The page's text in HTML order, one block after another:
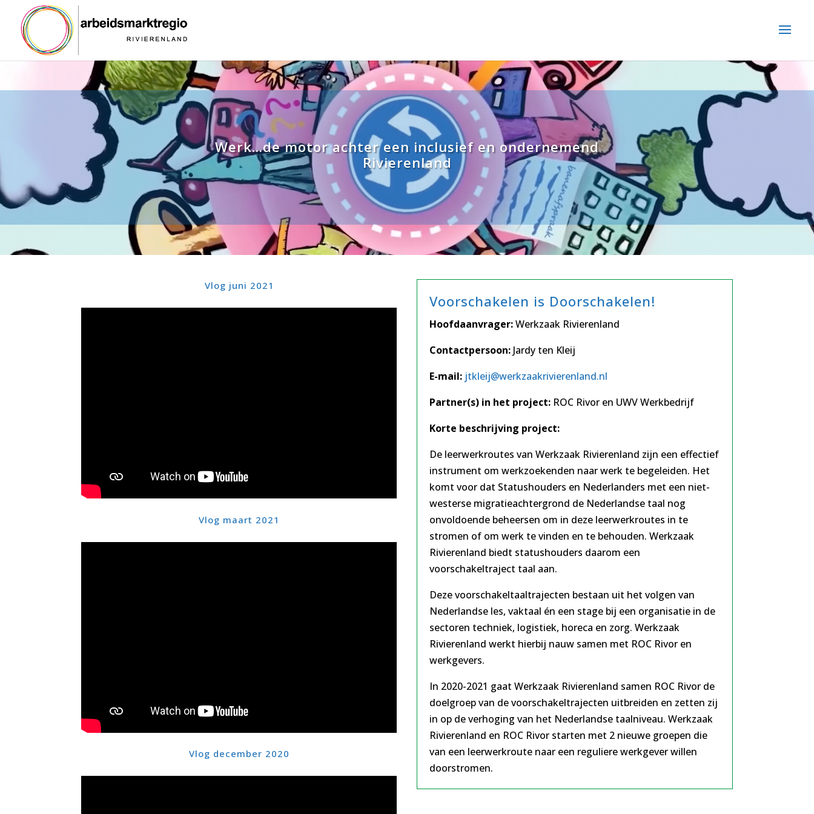
Werk...de motor achter een inclusief en ondernemend
Rivierenland
Vlog juni 2021
Vlog maart 2021
Vlog december 2020
Voorschakelen is Doorschakelen!
Hoofdaanvrager:Werkzaak Rivierenland
Contactpersoon: Jardy ten Kleij
E-mail: jtkleij@werkzaakrivierenland.nl
Partner(s) in het project: ROC Rivor en UWV Werkbedrijf
Korte beschrijving project:
De leerwerkroutes van Werkzaak Rivierenland zijn een effectief
instrument om werkzoekenden naar werk te begeleiden. Het
komt voor dat Statushouders en Nederlanders met een niet-
westerse migratieachtergrond de Nederlandse taal nog
onvoldoende beheersen om in deze leerwerkroutes in te
stromen of om werk te vinden en te behouden. Werkzaak
Rivierenland biedt statushouders daarom een
voorschakeltraject taal aan.
Deze voorschakeltaaltrajecten bestaan uit het volgen van
Nederlandse les, vaktaal én een stage bij een organisatie in de
sectoren techniek, logistiek, horeca en zorg. Werkzaak
Rivierenland werkt hierbij nauw samen met ROC Rivor en
werkgevers.
In 2020-2021 gaat Werkzaak Rivierenland samen ROC Rivor de
doelgroep van de voorschakeltrajecten uitbreiden en zetten zij
in op de verhoging van het Nederlandse taalniveau. Werkzaak
Rivierenland en ROC Rivor starten met 2 nieuwe groepen die
van een leerwerkroute naar een reguliere werkgever willen
doorstromen.